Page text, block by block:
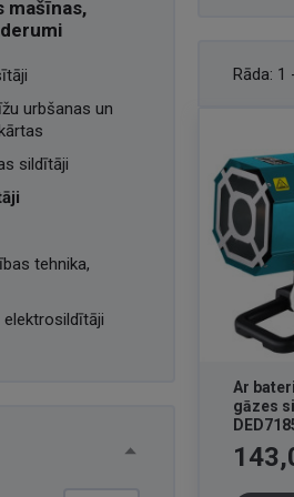
mašīnas,
urbšanas un
sildītāji
tehnika,
elektrosildītāji
Rāda: 1
Ar
gāzes
Cena